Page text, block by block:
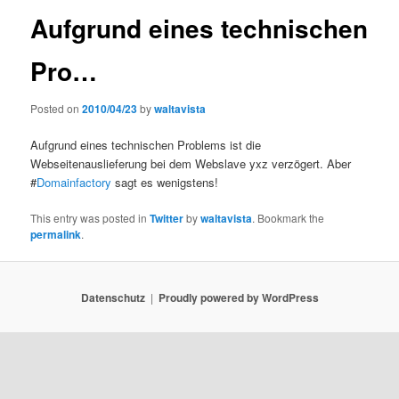
Aufgrund eines technischen
Pro…
Posted on2010/04/23bywaltavista
Aufgrund eines technischen Problems ist die
Webseitenauslieferung bei dem Webslave yxz verzögert. Aber
#Domainfactory sagt es wenigstens!
This entry was posted inTwitterbywaltavista. Bookmark the
permalink.
Datenschutz Proudly powered by WordPress